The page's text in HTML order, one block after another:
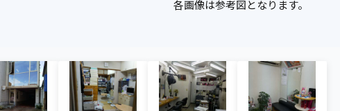
各画像は参考図となります。